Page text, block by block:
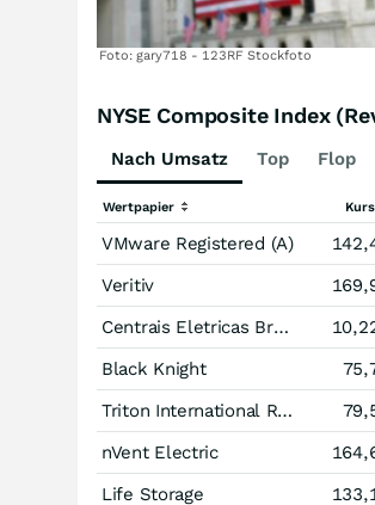
Foto: gary718 - 123RF Stockfoto
NYSE Composite Index
Nach Umsatz Top Flop
Wertpapier Kurs
VMware Registered (A)
Veritiv
Centrais Eletricas Brasileiras SA-Eletrobras
Black Knight
Triton International Registered (A)
nVent Electric
Life Storage